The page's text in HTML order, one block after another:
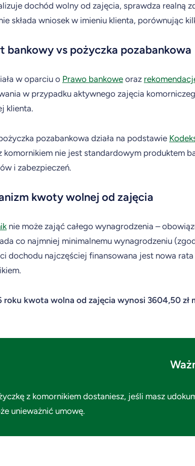
dochód wolny od zajęcia, sprawdza realną
składa wniosek w imieniu klienta, porównując
bankowy vs pożyczka pozabankowa
w oparciu o Prawo bankowe oraz
w przypadku aktywnego zajęcia
klienta.
pozabankowa działa na podstawie
komornikiem nie jest standardowym produktem
i zabezpieczeń.
kwoty wolnej od zajęcia
nie może zająć całego wynagrodzenia –
co najmniej minimalnemu wynagrodzeniu
dochodu najczęściej finansowana jest nowa
roku kwota wolna od zajęcia wynosi 3604,50 zł
z komornikiem dostaniesz, jeśli masz
unieważnić umowę.